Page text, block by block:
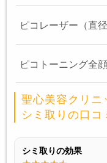
ピコレーザー（直径
ピコトーニング全顔
聖心美容クリニ
シミ取りの口コ
シミ取りの効果